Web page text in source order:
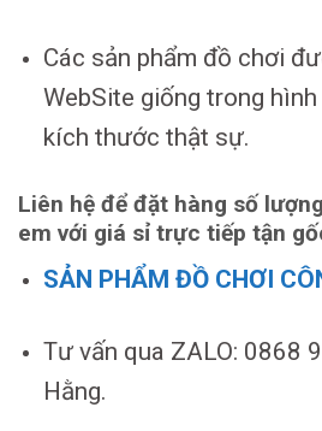
Các sản phẩm đồ chơi
WebSite giống trong
kích thước thật sự.
Liên hệ để đặt hàng số
em với giá sỉ trực tiếp tận
SẢN PHẨM ĐỒ CHƠI
Tư vấn qua ZALO: 0868
Hằng.